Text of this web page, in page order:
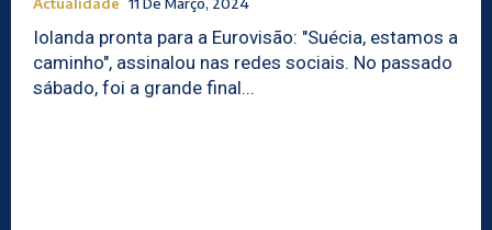
Iolanda pronta para a Eurovisão: "Suécia, estamos a
caminho", assinalou nas redes sociais. No passado
sábado, foi a grande final...